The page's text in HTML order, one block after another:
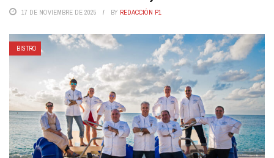
17 DE NOVIEMBRE DE 2025 BY REDACCIÓN P1
BISTRO